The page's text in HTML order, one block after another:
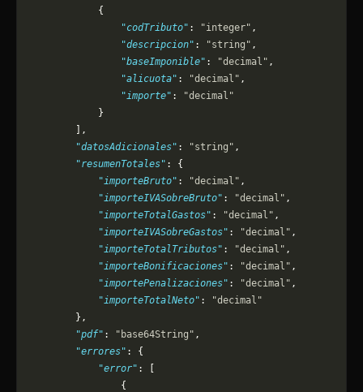
            {
                "codTributo"
: "integer" ,
                "descripcion"
: "string" ,
                "baseImponible"
: "decimal" ,
                "alicuota"
: "decimal" ,
                "importe"
:
"decimal"
            }
        ],
        "datosAdicionales"
: "string" ,
        "resumenTotales"
: {
            "importeBruto"
: "decimal" ,
            "importeIVASobreBruto"
: "decimal" ,
            "importeTotalGastos"
: "decimal" ,
            "importeIVASobreGastos"
: "decimal" ,
            "importeTotalTributos"
: "decimal" ,
            "importeBonificaciones"
: "decimal" ,
            "importePenalizaciones"
: "decimal" ,
            "importeTotalNeto"
:
"decimal"
        },
        "pdf"
: "base64String" ,
        "errores"
: {
            "error"
: [
                {